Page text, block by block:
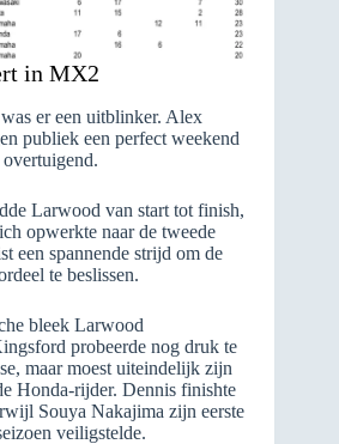
in MX2
er een uitblinker. Alex
publiek een perfect weekend
Larwood van start tot finish,
opwerkte naar de tweede
een spannende strijd om de
te beslissen.
bleek Larwood
probeerde nog druk te
maar moest uiteindelijk zijn
Honda-rijder. Dennis finishte
Souya Nakajima zijn eerste
veiligstelde.